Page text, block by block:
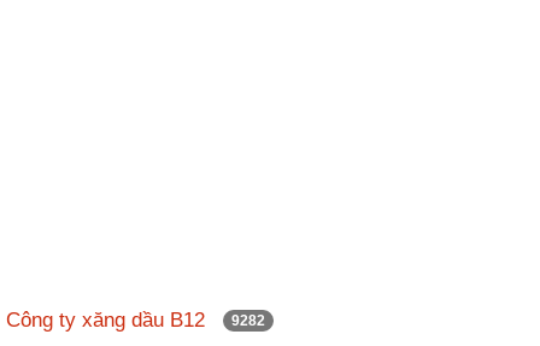
Công ty xăng dầu B12 9282